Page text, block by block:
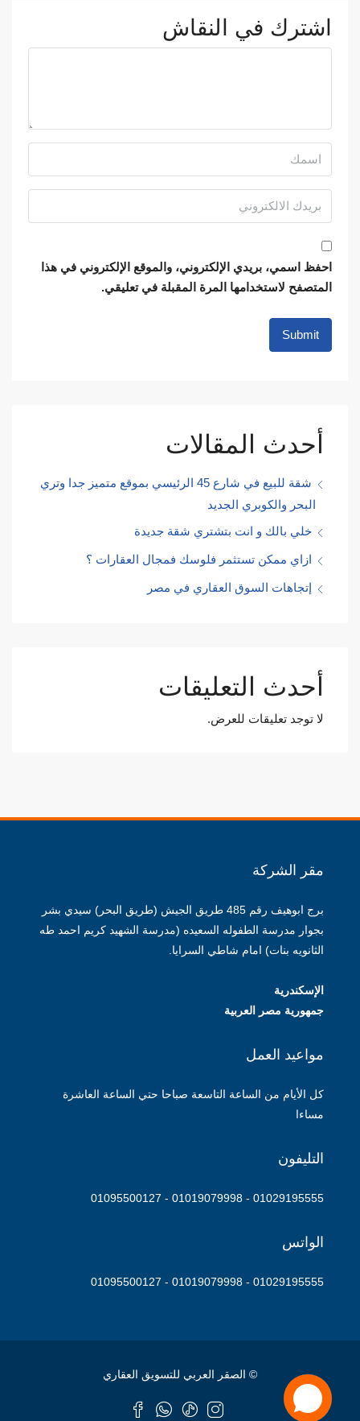
اشترك في النقاش
احفظ اسمي، بريدي الإلكتروني، والموقع الإلكتروني في هذا
المتصفح لاستخدامها المرة المقبلة في تعليقي.
أحدث المقالات
شقة للبيع في شارع 45 الرئيسي بموقع متميز جدا وتري
البحر والكوبري الجديد
خلي بالك و انت بتشتري شقة جديدة
ازاي ممكن تستثمر فلوسك فمجال العقارات ؟
إتجاهات السوق العقاري في مصر
أحدث التعليقات
لا توجد تعليقات للعرض.
مقر الشركة
برج ابوهيف رقم 485 طريق الجيش (طريق البحر) سيدي بشر
بجوار مدرسة الطفوله السعيده (مدرسة الشهيد كريم احمد طه
الثانويه بنات) امام شاطي السرايا.
الإسكندرية
جمهورية مصر العربية
مواعيد العمل
كل الأيام من الساعة التاسعة صباحا حتي الساعة العاشرة
مساءا
التليفون
01029195555 - 01019079998 - 01095500127
الواتس
01029195555 - 01019079998 - 01095500127
© الصقر العربي للتسويق العقاري